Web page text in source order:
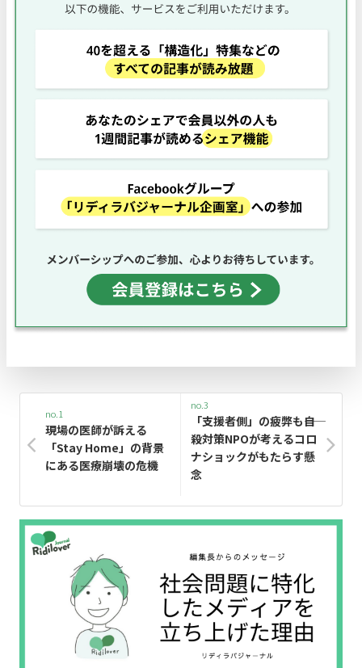
no.1
現場の医師が訴える
「Stay Home」の背景
にある医療崩壊の危機
no.3
「支援者側」の疲弊も――自
殺対策NPOが考えるコロ
ナショックがもたらす懸
念